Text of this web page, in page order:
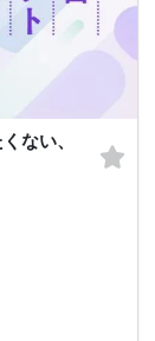
ない、